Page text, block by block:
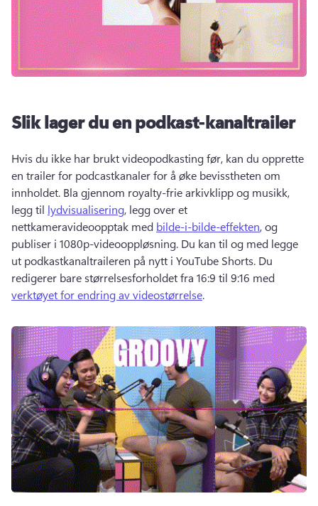
Slik lager du en podkast-kanaltrailer
Hvis du ikke har brukt videopodkasting før, kan du opprette
en trailer for podcastkanaler for å øke bevisstheten om
innholdet. Bla gjennom royalty-frie arkivklipp og musikk,
legg til lydvisualisering, legg over et
nettkameravideoopptak med bilde-i-bilde-effekten, og
publiser i 1080p-videooppløsning. Du kan til og med legge
ut podkastkanaltraileren på nytt i YouTube Shorts. Du
redigerer bare størrelsesforholdet fra 16:9 til 9:16 med
verktøyet for endring av videostørrelse.